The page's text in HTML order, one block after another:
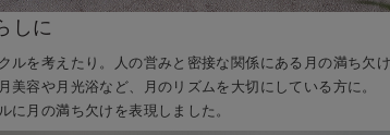
しに
を考えたり。人の営みと密接な関係にある月の満ち欠け
容や月光浴など、月のリズムを大切にしている方に。
月の満ち欠けを表現しました。